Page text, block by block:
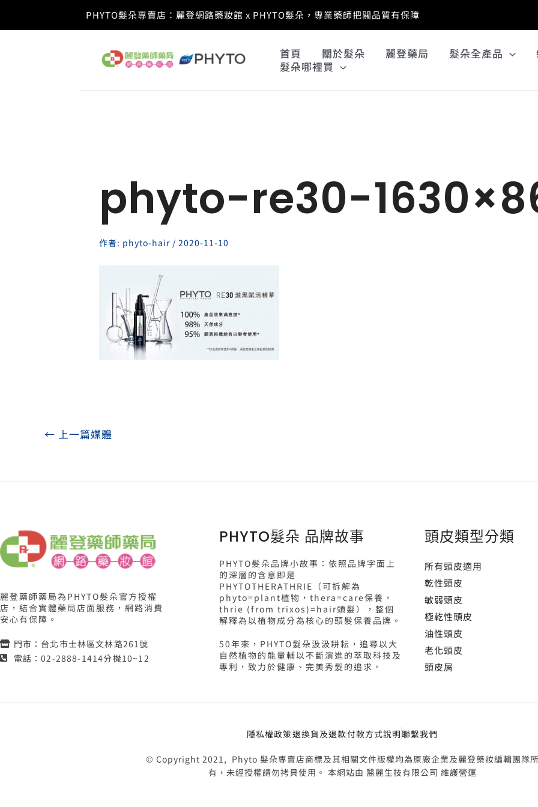
主
PHYTO髮朵專賣店：麗登網路藥妝館 x PHYTO髮朵，專業藥師把關品質有保障
首頁 關於髮朵 麗登藥局 髮朵全產品
髮朵哪裡買
phyto-re30-
作者: phyto-hair /2020-11-10
← 上一篇媒體
麗登藥師藥局為PHYTO髮朵官方授權
店，結合實體藥局店面服務，網路消費
安心有保障。
門市：台北市士林區文林路261號
電話：02-2888-1414分機10~12
PHYTO髮朵 品牌故事
PHYTO髮朵品牌小故事：依照品牌字面上
的深層的含意即是
PHYTOTHERATHRIE（可拆解為
phyto=plant植物，thera=care保養，
thrie (from trixos)=hair頭髮），整個
解釋為以植物成分為核心的頭髮保養品牌。
50年來，PHYTO髮朵汲汲耕耘，追尋以大
自然植物的能量輔以不斷演進的萃取科技及
專利，致力於健康、完美秀髮的追求。
頭皮類型分類
所有頭皮適用
乾性頭皮
敏弱頭皮
極乾性頭皮
油性頭皮
老化頭皮
頭皮屑
隱私權政策退換貨及退款付款方式說明聯繫我們
© Copyright 2021, Phyto 髮朵專賣店商標及其相關文件版權均為原廠企業及麗登藥妝編輯團隊
有，未經授權請勿拷貝使用。 本網站由 醫麗生技有限公司 維護營運